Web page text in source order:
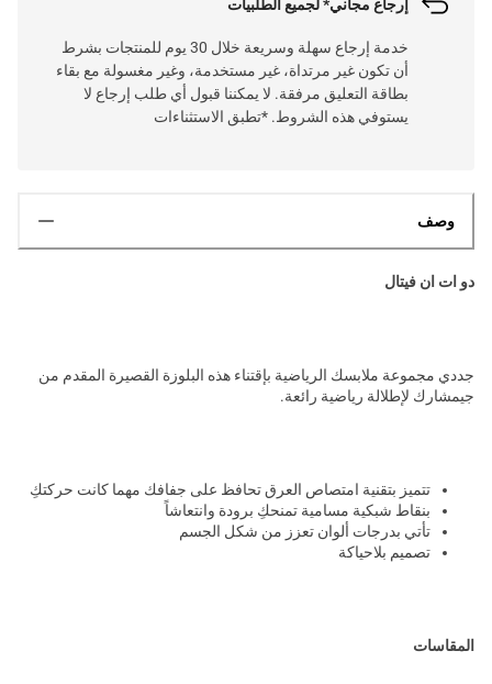
إرجاع مجاني* لجميع الطلبيات
خدمة إرجاع سهلة وسريعة خلال 30 يوم للمنتجات بشرط
أن تكون غير مرتداة، غير مستخدمة، وغير مغسولة مع بقاء
بطاقة التعليق مرفقة. لا يمكننا قبول أي طلب إرجاع لا
يستوفي هذه الشروط. *تطبق الاستثناءات
وصف
دو ات ان فيتال
جددي مجموعة ملابسك الرياضية بإقتناء هذه البلوزة القصيرة المقدم من
جيمشارك لإطلالة رياضية رائعة.
تتميز بتقنية امتصاص العرق تحافظ على جفافك مهما كانت حركتكِ
بنقاط شبكية مسامية تمنحكِ برودة وانتعاشاً
تأتي بدرجات ألوان تعزز من شكل الجسم
تصميم بلاحياكة
المقاسات